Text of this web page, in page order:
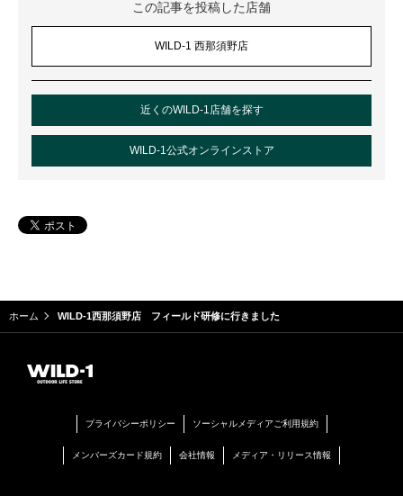
この記事を投稿した店舗
WILD-1 西那須野店
近くのWILD-1店舗を探す
WILD-1公式オンラインストア
ホーム WILD-1西那須野店 フィールド研修に行きました
プライバシーポリシー ソーシャルメディアご利用規約
メンバーズカード規約 会社情報 メディア・リリース情報